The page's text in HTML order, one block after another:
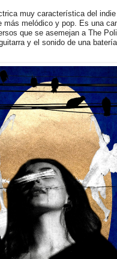
muy característica del
más melódico y pop. Es una
que se asemejan a The
y el sonido de una